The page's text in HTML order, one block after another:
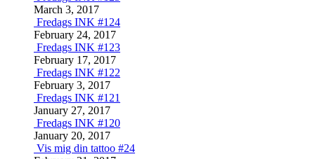
March 3, 2017
Fredags INK #124
February 24, 2017
Fredags INK #123
February 17, 2017
Fredags INK #122
February 3, 2017
Fredags INK #121
January 27, 2017
Fredags INK #120
January 20, 2017
Vis mig din tattoo #24